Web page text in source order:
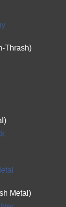
Thrash)
Metal)